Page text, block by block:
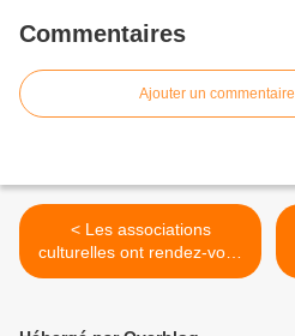
Commentaires
Ajouter un commentaire
< Les associations
culturelles ont rendez-vous
avec Cagire Garonne Salat